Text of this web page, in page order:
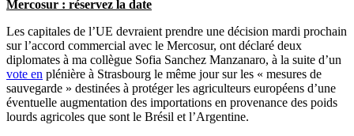
Mercosur : réservez la date
Les capitales de l’UE devraient prendre une décision mardi prochain
sur l’accord commercial avec le Mercosur, ont déclaré deux
diplomates à ma collègue Sofia Sanchez Manzanaro, à la suite d’un
vote en plénière à Strasbourg le même jour sur les « mesures de
sauvegarde » destinées à protéger les agriculteurs européens d’une
éventuelle augmentation des importations en provenance des poids
lourds agricoles que sont le Brésil et l’Argentine.